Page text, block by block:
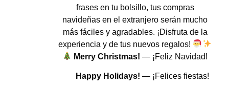
frases en tu bolsillo, tus compras
navideñas en el extranjero serán mucho
más fáciles y agradables. ¡Disfruta de la
experiencia y de tus nuevos regalos!
Merry Christmas! — ¡Feliz Navidad!
Happy Holidays! — ¡Felices fiestas!